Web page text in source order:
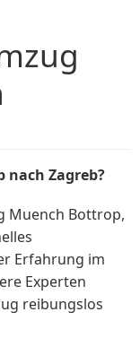
nach Zagreb?
Muench Bottrop,
Erfahrung im
Experten
reibungslos